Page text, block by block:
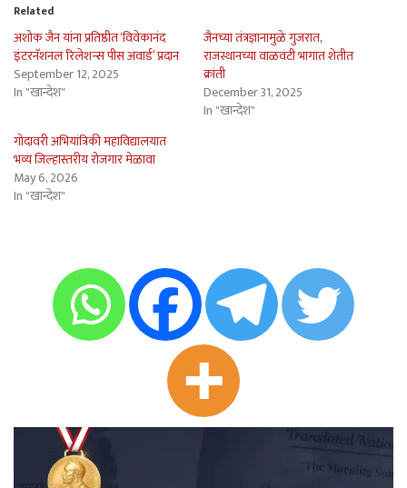
Related
अशोक जैन यांना प्रतिष्ठीत ‘विवेकानंद
इंटरनॅशनल रिलेशन्स पीस अवार्ड’ प्रदान
September 12, 2025
In "खान्देश"
जैनच्या तंत्रज्ञानामुळे गुजरात,
राजस्थानच्या वाळवंटी भागात शेतीत
क्रांती
December 31, 2025
In "खान्देश"
गोदावरी अभियांत्रिकी महाविद्यालयात
भव्य जिल्हास्तरीय रोजगार मेळावा
May 6, 2026
In "खान्देश"